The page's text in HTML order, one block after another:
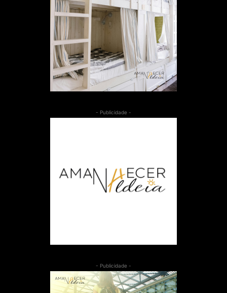
- Publicidade -
- Publicidade -